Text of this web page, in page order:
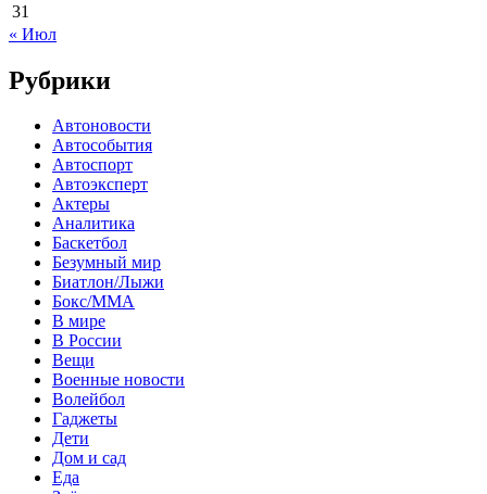
31
« Июл
Рубрики
Автоновости
Автособытия
Автоспорт
Автоэксперт
Актеры
Аналитика
Баскетбол
Безумный мир
Биатлон/Лыжи
Бокс/MMA
В мире
В России
Вещи
Военные новости
Волейбол
Гаджеты
Дети
Дом и сад
Еда